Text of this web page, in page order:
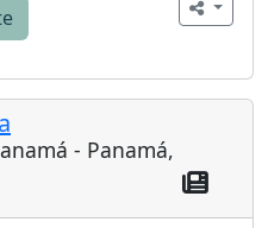
- Panamá,